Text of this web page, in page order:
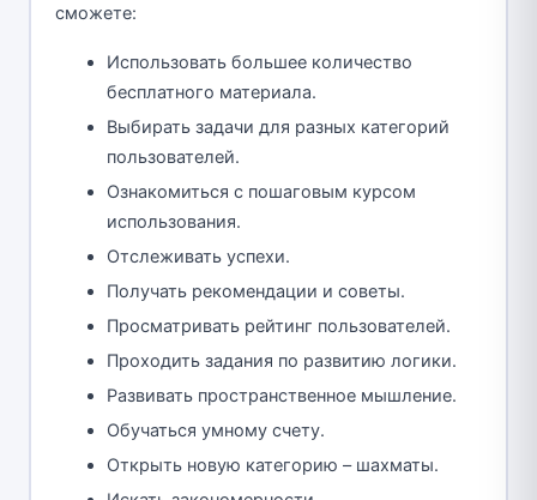
сможете:
Использовать большее количество
бесплатного материала.
Выбирать задачи для разных категорий
пользователей.
Ознакомиться с пошаговым курсом
использования.
Отслеживать успехи.
Получать рекомендации и советы.
Просматривать рейтинг пользователей.
Проходить задания по развитию логики.
Развивать пространственное мышление.
Обучаться умному счету.
Открыть новую категорию – шахматы.